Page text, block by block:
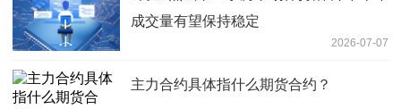
成交量有望保持稳定
2026-07-07
主力合约具体指什么期货合约？